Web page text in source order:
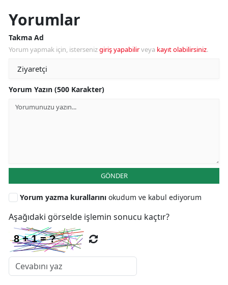
Yorumlar
Takma Ad
Yorum yapmak için, istersenizgiriş yapabilirveya kayıt olabilirsiniz.
Yorum Yazın (500 Karakter)
GÖNDER
Yorum yazma kurallarını okudum ve kabul ediyorum
Aşağıdaki görselde işlemin sonucu kaçtır?